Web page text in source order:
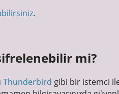
.
mi?
Thunderbird gibi bir istemci